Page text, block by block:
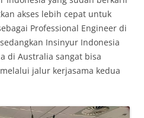
akses lebih cepat untuk
Professional Engineer di
Insinyur Indonesia
di Australia sangat bisa
jalur kerjasama kedua